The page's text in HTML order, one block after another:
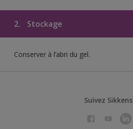
2. Stockage
Conserver à l’abri du gel.
Suivez Sikkens